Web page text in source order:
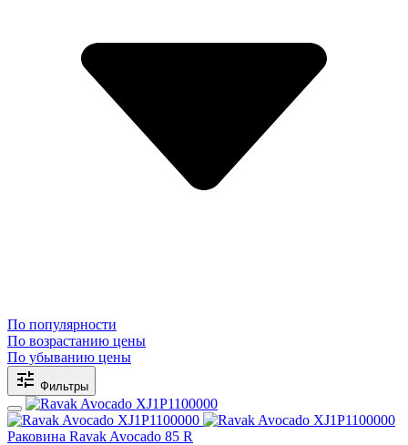
По популярности
По возрастанию цены
По убыванию цены
Фильтры
Раковина Ravak Avocado 85 R